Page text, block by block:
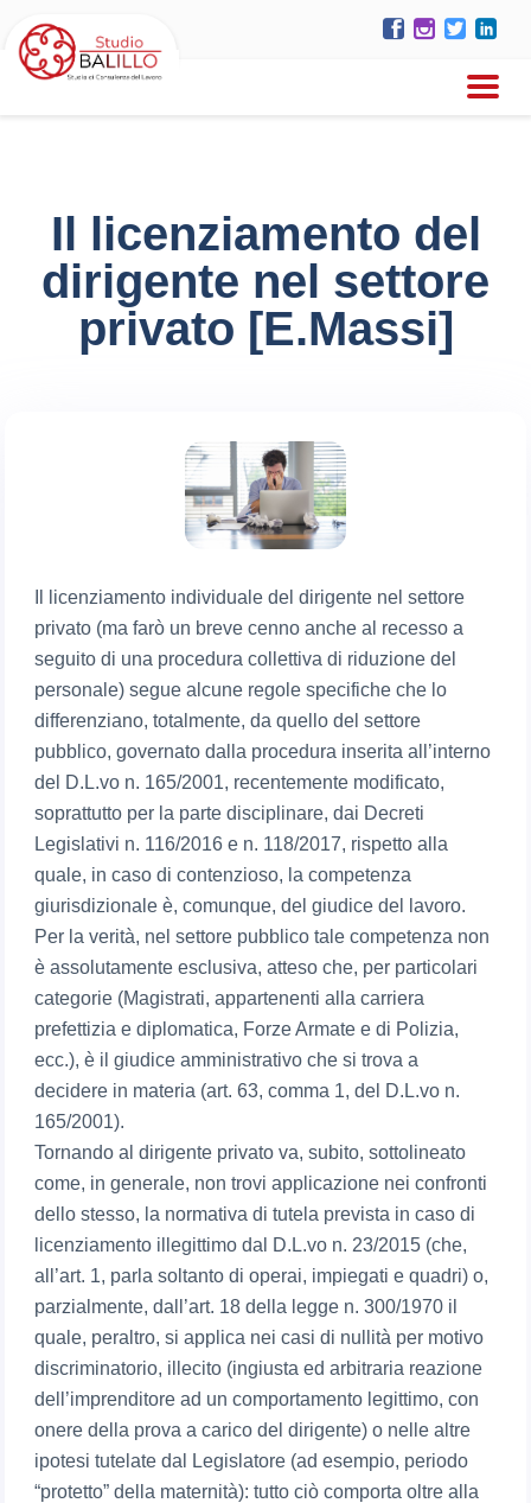
Il licenziamento del
dirigente nel settore
privato [E.Massi]
Il licenziamento individuale del dirigente nel settore
privato (ma farò un breve cenno anche al recesso a
seguito di una procedura collettiva di riduzione del
personale) segue alcune regole specifiche che lo
differenziano, totalmente, da quello del settore
pubblico, governato dalla procedura inserita all’interno
del D.L.vo n. 165/2001, recentemente modificato,
soprattutto per la parte disciplinare, dai Decreti
Legislativi n. 116/2016 e n. 118/2017, rispetto alla
quale, in caso di contenzioso, la competenza
giurisdizionale è, comunque, del giudice del lavoro.
Per la verità, nel settore pubblico tale competenza non
è assolutamente esclusiva, atteso che, per particolari
categorie (Magistrati, appartenenti alla carriera
prefettizia e diplomatica, Forze Armate e di Polizia,
ecc.), è il giudice amministrativo che si trova a
decidere in materia (art. 63, comma 1, del D.L.vo n.
165/2001).
Tornando al dirigente privato va, subito, sottolineato
come, in generale, non trovi applicazione nei confronti
dello stesso, la normativa di tutela prevista in caso di
licenziamento illegittimo dal D.L.vo n. 23/2015 (che,
all’art. 1, parla soltanto di operai, impiegati e quadri) o,
parzialmente, dall’art. 18 della legge n. 300/1970 il
quale, peraltro, si applica nei casi di nullità per motivo
discriminatorio, illecito (ingiusta ed arbitraria reazione
dell’imprenditore ad un comportamento legittimo, con
onere della prova a carico del dirigente) o nelle altre
ipotesi tutelate dal Legislatore (ad esempio, periodo
“protetto” della maternità): tutto ciò comporta oltre alla